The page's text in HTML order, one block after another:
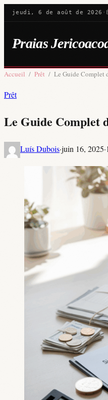
jeudi, 6 de août de 2026 ·
Praias
Accueil / Prêt / Le Guide Complet
Prêt
Le Guide Complet
Luís Dubois·juin 16, 2025·